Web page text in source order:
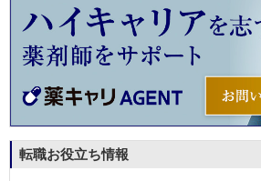
転職お役立ち情報